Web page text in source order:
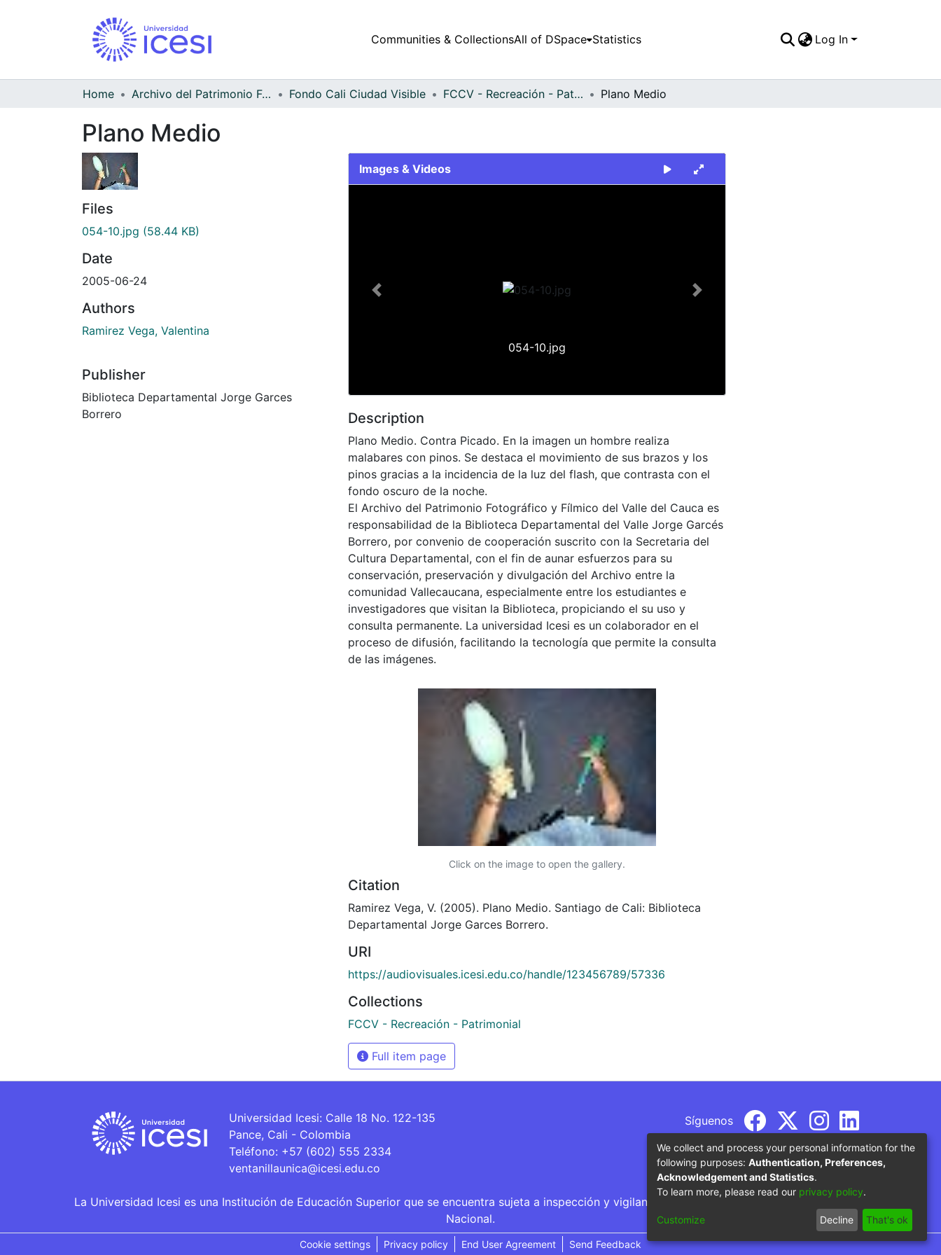
Communities & CollectionsAll of DSpace Statistics Log In
Home Archivo del Patrimonio Fotográfico y Fílmico del Valle del Cauca Fondo Cali Ciudad Visible FCCV - Recreación - Patrimonial Plano Medio
Plano Medio
Files
054-10.jpg (58.44 KB)
Date
2005-06-24
Authors
Ramirez Vega, Valentina
Publisher
Biblioteca Departamental Jorge Garces
Borrero
Images & Videos
054-10.jpg
Previous Next
Description
Plano Medio. Contra Picado. En la imagen un hombre realiza
malabares con pinos. Se destaca el movimiento de sus brazos y los
pinos gracias a la incidencia de la luz del flash, que contrasta con el
fondo oscuro de la noche.
El Archivo del Patrimonio Fotográfico y Fílmico del Valle del Cauca es
responsabilidad de la Biblioteca Departamental del Valle Jorge Garcés
Borrero, por convenio de cooperación suscrito con la Secretaria del
Cultura Departamental, con el fin de aunar esfuerzos para su
conservación, preservación y divulgación del Archivo entre la
comunidad Vallecaucana, especialmente entre los estudiantes e
investigadores que visitan la Biblioteca, propiciando el su uso y
consulta permanente. La universidad Icesi es un colaborador en el
proceso de difusión, facilitando la tecnología que permite la consulta
de las imágenes.
Click on the image to open the gallery.
Citation
Ramirez Vega, V. (2005). Plano Medio. Santiago de Cali: Biblioteca
Departamental Jorge Garces Borrero.
URI
https://audiovisuales.icesi.edu.co/handle/123456789/57336
Collections
FCCV - Recreación - Patrimonial
Full item page
Universidad Icesi: Calle 18 No. 122-135
Pance, Cali - Colombia
Teléfono: +57 (602) 555 2334
ventanillaunica@icesi.edu.co
Síguenos
La Universidad Icesi es una Institución de Educación Superior que se encuentra sujeta a inspección y vigilancia por parte del Ministerio de Educación
Nacional.
Cookie settings Privacy policy End User Agreement Send Feedback
We collect and process your personal information for the
following purposes: Authentication, Preferences,
Acknowledgement and Statistics.
To learn more, please read our privacy policy.
Customize Decline That's ok